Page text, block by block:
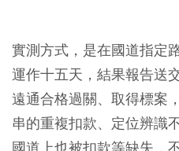
實測方式，是在國道指定
運作十五天，結果報告送
遠通合格過關、取得標案
串的重複扣款、定位辨識